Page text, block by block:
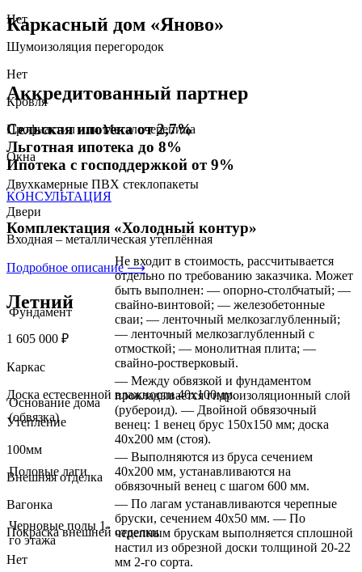
Нет
Шумоизоляция перегородок
Нет
Кровля
Профнастил или Металочерепица
Окна
Двухкамерные ПВХ стеклопакеты
Двери
Входная – металлическая утеплённая
Подробное описание ⟶
Летний
1 605 000 ₽
Каркас
Доска естесвенной влажности 40x100мм.
Утепление
100мм
Внешняя отделка
Вагонка
Покраска внешней отделки
Нет
Каркасный дом «Яново»
Аккредитованный партнер
Сельская ипотека от 2,7%
Льготная ипотека до 8%
Ипотека с господдержкой от 9%
КОНСУЛЬТАЦИЯ
Комплектация «Холодный контур»
Фундамент
Не входит в стоимость, рассчитывается
отдельно по требованию заказчика. Может
быть выполнен: — опорно-столбчатый; —
свайно-винтовой; — железобетонные
сваи; — ленточный мелкозаглубленный;
— ленточный мелкозаглубленный с
отмосткой; — монолитная плита; —
свайно-ростверковый.
Основание дома
(обвязка)
— Между обвязкой и фундаментом
прокладывается гидроизоляционный слой
(рубероид). — Двойной обвязочный
венец: 1 венец брус 150х150 мм; доска
40х200 мм (стоя).
Половые лаги
— Выполняются из бруса сечением
40х200 мм, устанавливаются на
обвязочный венец с шагом 600 мм.
Черновые полы 1-
го этажа
— По лагам устанавливаются черепные
бруски, сечением 40х50 мм. — По
черепным брускам выполняется сплошной
настил из обрезной доски толщиной 20-22
мм 2-го сорта.